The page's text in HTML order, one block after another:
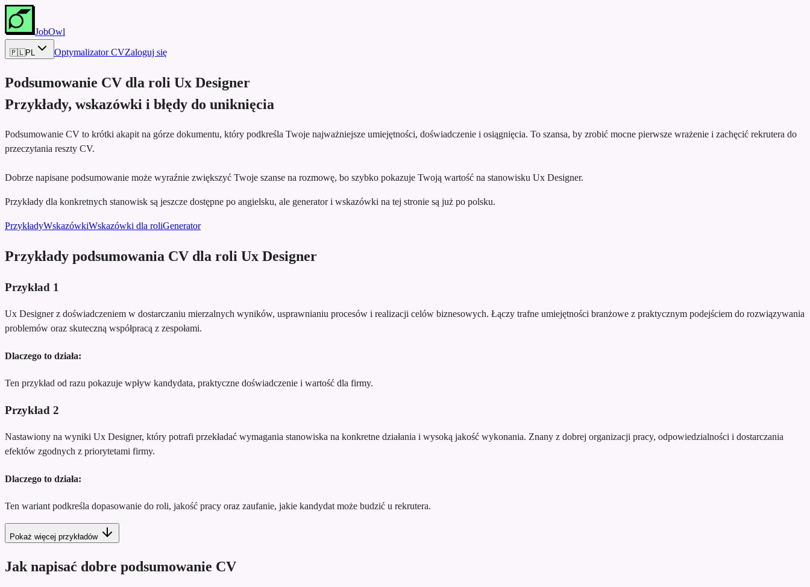
JobOwl
🇵🇱PL Optymalizator CVZaloguj się
Podsumowanie CV dla roli Ux Designer
Przykłady, wskazówki i błędy do uniknięcia
Podsumowanie CV to krótki akapit na górze dokumentu, który podkreśla Twoje najważniejsze umiejętności, doświadczenie i osiągnięcia. To szansa, by zrobić mocne pierwsze wrażenie i zachęcić rekrutera do
przeczytania reszty CV.
Dobrze napisane podsumowanie może wyraźnie zwiększyć Twoje szanse na rozmowę, bo szybko pokazuje Twoją wartość na stanowisku Ux Designer.
Przykłady dla konkretnych stanowisk są jeszcze dostępne po angielsku, ale generator i wskazówki na tej stronie są już po polsku.
PrzykładyWskazówkiWskazówki dla roliGenerator
Przykłady podsumowania CV dla roli Ux Designer
Przykład 1
Ux Designer z doświadczeniem w dostarczaniu mierzalnych wyników, usprawnianiu procesów i realizacji celów biznesowych. Łączy trafne umiejętności branżowe z praktycznym podejściem do rozwiązywania
problemów oraz skuteczną współpracą z zespołami.
Dlaczego to działa:
Ten przykład od razu pokazuje wpływ kandydata, praktyczne doświadczenie i wartość dla firmy.
Przykład 2
Nastawiony na wyniki Ux Designer, który potrafi przekładać wymagania stanowiska na konkretne działania i wysoką jakość wykonania. Znany z dobrej organizacji pracy, odpowiedzialności i dostarczania
efektów zgodnych z priorytetami firmy.
Dlaczego to działa:
Ten wariant podkreśla dopasowanie do roli, jakość pracy oraz zaufanie, jakie kandydat może budzić u rekrutera.
Pokaż więcej przykładów
Jak napisać dobre podsumowanie CV